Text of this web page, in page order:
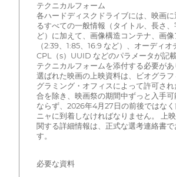
テクニカルフォーム
各ハードディスクドライブには、映画
るすべての一般情報（タイトル、長さ
ど）に加えて、画像構造コンテナ、画
（2:39、1:85、16:9 など）、オーディオ
CPL（s）UUID などのパラメータが記
テクニカルフォームを添付する必要があ
選ばれた映画の上映資料は、ビオグラフ
グラミング・オフィスによって許可さ
合を除き、映画祭の期間中ずっと入手
ならず、2026年4月27日の前後ではな
ニャに到着しなければなりません。 上
関する詳細情報は、正式な選考連絡書で
す。
必要な資料